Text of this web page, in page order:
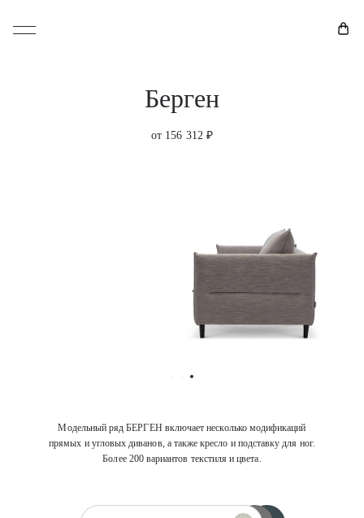
Берген
от 156 312 ₽
Модельный ряд БЕРГЕН включает несколько модификаций
прямых и угловых диванов, а также кресло и подставку для ног.
Более 200 вариантов текстиля и цвета.